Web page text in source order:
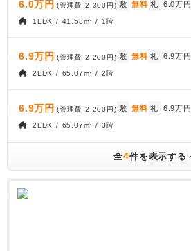
6.0万円 (管理費 2,300円) 敷 無料 礼 6.0万円
1LDK / 41.53m² / 1階
6.9万円 (管理費 2,200円) 敷 無料 礼 6.9万円
2LDK / 65.07m² / 2階
6.9万円 (管理費 2,200円) 敷 無料 礼 6.9万円
2LDK / 65.07m² / 3階
全4件を表示する